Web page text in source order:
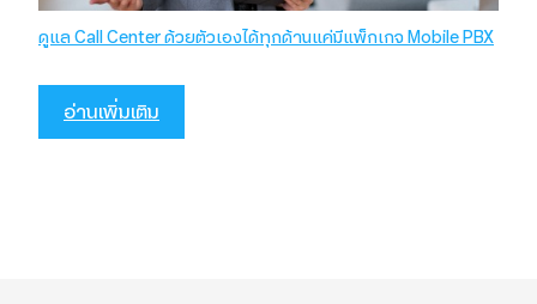
ดูแล Call Center ด้วยตัวเองได้ทุกด้านแค่มีแพ็กเกจ Mobile PBX
อ่านเพิ่มเติม